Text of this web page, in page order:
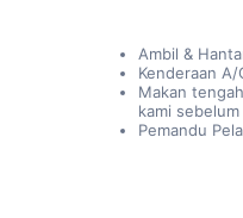
Ambil &
Kenderaan A/
Makan
kami
Pemandu